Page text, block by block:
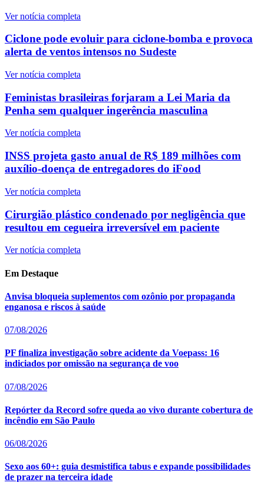
Ver notícia completa
Ciclone pode evoluir para ciclone-bomba e provoca
alerta de ventos intensos no Sudeste
Ver notícia completa
Feministas brasileiras forjaram a Lei Maria da
Penha sem qualquer ingerência masculina
Ver notícia completa
INSS projeta gasto anual de R$ 189 milhões com
auxílio-doença de entregadores do iFood
Ver notícia completa
Cirurgião plástico condenado por negligência que
resultou em cegueira irreversível em paciente
Ver notícia completa
Em Destaque
Anvisa bloqueia suplementos com ozônio por propaganda
enganosa e riscos à saúde
07/08/2026
PF finaliza investigação sobre acidente da Voepass: 16
indiciados por omissão na segurança de voo
07/08/2026
Repórter da Record sofre queda ao vivo durante cobertura de
incêndio em São Paulo
06/08/2026
Sexo aos 60+: guia desmistifica tabus e expande possibilidades
de prazer na terceira idade